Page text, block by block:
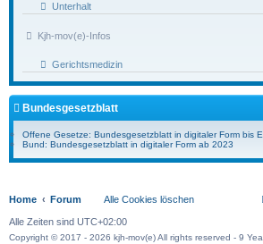
Unterhalt
Kjh-mov(e)-Infos
Gerichtsmedizin
Bundesgesetzblatt
Offene Gesetze: Bundesgesetzblatt in digitaler Form bis
Bund: Bundesgesetzblatt in digitaler Form ab 2023
Home Forum Alle Cookies löschen
Alle Zeiten sind UTC+02:00
Copyright © 2017 - 2026 kjh-mov(e) All rights reserved - 9